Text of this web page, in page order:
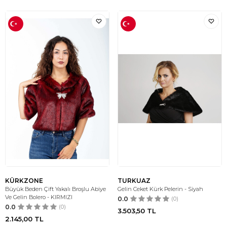
KÜRKZONE
Büyük Beden Çift Yakalı Broşlu Abiye
Ve Gelin Bolero - KIRMIZI
0.0 (0)
2.145,00 TL
TURKUAZ
Gelin Ceket Kürk Pelerin - Siyah
0.0 (0)
3.503,50 TL